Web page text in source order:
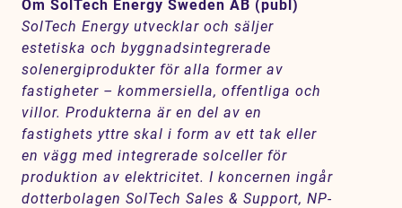
Om SolTech Energy Sweden AB (publ)
SolTech Energy utvecklar och säljer
estetiska och byggnadsintegrerade
solenergiprodukter för alla former av
fastigheter – kommersiella, offentliga och
villor. Produkterna är en del av en
fastighets yttre skal i form av ett tak eller
en vägg med integrerade solceller för
produktion av elektricitet. I koncernen ingår
dotterbolagen SolTech Sales & Support, NP-